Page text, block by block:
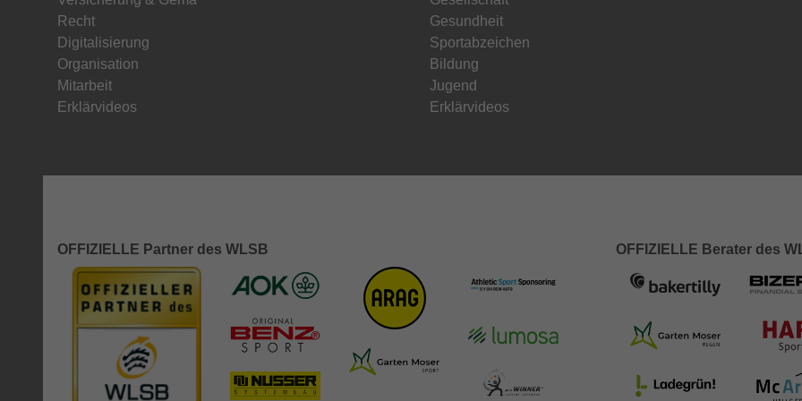
Recht
Digitalisierung
Organisation
Mitarbeit
Erklärvideos
Gesundheit
Sportabzeichen
Bildung
Jugend
Erklärvideos
OFFIZIELLE Partner des WLSB OFFIZIELLE Berater des